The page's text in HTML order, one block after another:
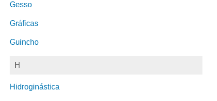
Gesso
Gráficas
Guincho
H
Hidroginástica